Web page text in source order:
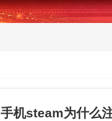
手机steam为什么